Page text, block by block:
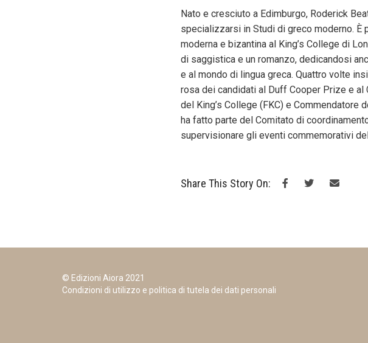
Nato e cresciuto a Edimburgo, Roderick
specializzarsi in Studi di greco moderno.
moderna e bizantina al King’s College di
di saggistica e un romanzo, dedicandosi
e al mondo di lingua greca. Quattro volte
rosa dei candidati al Duff Cooper Prize e
del King’s College (FKC) e Commendatore
ha fatto parte del Comitato di
supervisionare gli eventi commemorativi
Share This Story On:
© Edizioni Aiora 2021
Condizioni di utilizzo e politica di tutela dei dati personali